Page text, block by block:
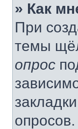
» Как
При
темы
опрос